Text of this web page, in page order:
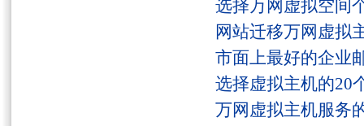
选择万网虚拟空间
网站迁移万网虚拟
市面上最好的企业
选择虚拟主机的20
万网虚拟主机服务